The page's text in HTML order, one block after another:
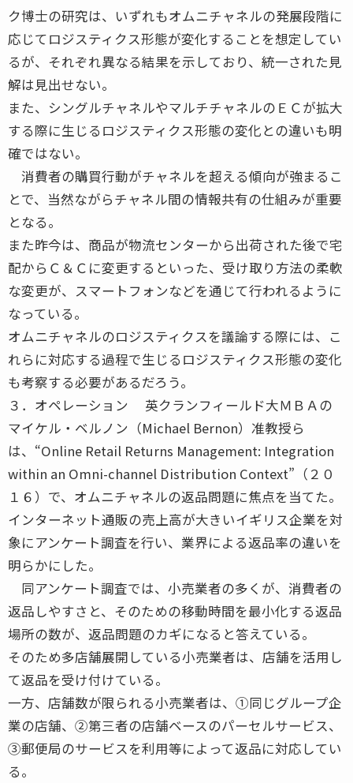
ク博士の研究は、いずれもオムニチャネルの発展段階に
応じてロジスティクス形態が変化することを想定してい
るが、それぞれ異なる結果を示しており、統一された見
解は見出せない。
また、シングルチャネルやマルチチャネルのＥＣが拡大
する際に生じるロジスティクス形態の変化との違いも明
確ではない。
消費者の購買行動がチャネルを超える傾向が強まるこ
とで、当然ながらチャネル間の情報共有の仕組みが重要
となる。
また昨今は、商品が物流センターから出荷された後で宅
配からＣ＆Ｃに変更するといった、受け取り方法の柔軟
な変更が、スマートフォンなどを通じて行われるように
なっている。
オムニチャネルのロジスティクスを議論する際には、こ
れらに対応する過程で生じるロジスティクス形態の変化
も考察する必要があるだろう。
３．オペレーション 英クランフィールド大ＭＢＡの
マイケル・ベルノン（Michael Bernon）准教授ら
は、“Online Retail Returns Management: Integration
within an Omni-channel Distribution Context”（２０
１６）で、オムニチャネルの返品問題に焦点を当てた。
インターネット通販の売上高が大きいイギリス企業を対
象にアンケート調査を行い、業界による返品率の違いを
明らかにした。
同アンケート調査では、小売業者の多くが、消費者の
返品しやすさと、そのための移動時間を最小化する返品
場所の数が、返品問題のカギになると答えている。
そのため多店舗展開している小売業者は、店舗を活用し
て返品を受け付けている。
一方、店舗数が限られる小売業者は、①同じグループ企
業の店舗、②第三者の店舗ベースのパーセルサービス、
③郵便局のサービスを利用等によって返品に対応してい
る。